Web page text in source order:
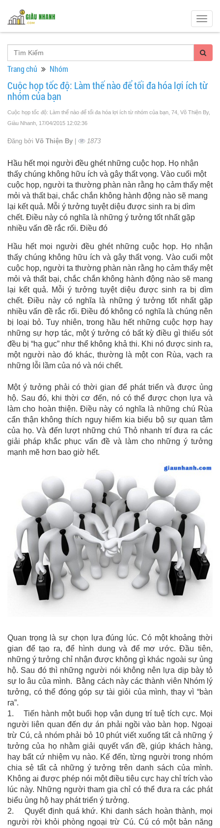
Trang chủ Nhóm
Cuộc họp tốc độ: Làm thế nào để tối đa hóa lợi ích từ
nhóm của bạn
Cuộc họp tốc độ: Làm thế nào để tối đa hóa lợi ích từ nhóm của bạn, 74, Võ Thiện By,
Giàu Nhanh , 17/04/2015 12:02:36
Đăng bởi Võ Thiện By | 1873
Hầu hết mọi người đều ghét những cuộc họp. Họ nhận
thấy chúng không hữu ích và gây thất vọng. Vào cuối một
cuộc họp, người ta thường phàn nàn rằng họ cảm thấy mệt
mỏi và thất bại, chắc chắn không hành động nào sẽ mang
lại kết quả. Mỗi ý tưởng tuyệt diệu được sinh ra bị dìm
chết. Điều này có nghĩa là những ý tưởng tốt nhất gặp
nhiều vấn đề rắc rối. Điều đó
Hầu hết mọi người đều ghét những cuộc họp. Họ nhận
thấy chúng không hữu ích và gây thất vọng. Vào cuối một
cuộc họp, người ta thường phàn nàn rằng họ cảm thấy mệt
mỏi và thất bại, chắc chắn không hành động nào sẽ mang
lại kết quả. Mỗi ý tưởng tuyệt diệu được sinh ra bị dìm
chết. Điều này có nghĩa là những ý tưởng tốt nhất gặp
nhiều vấn đề rắc rối. Điều đó không có nghĩa là chúng nên
bị loại bỏ. Tuy nhiên, trong hầu hết những cuộc hợp hay
những sự hợp tác, một ý tưởng có bất kỳ điều gì thiếu sót
đều bị “hạ gục” như thể không khả thi. Khi nó được sinh ra,
một người nào đó khác, thường là một con Rùa, vạch ra
những lỗi lầm của nó và nói chết.
Một ý tưởng phải có thời gian để phát triển và được ủng
hộ. Sau đó, khi thời cơ đến, nó có thể được chọn lựa và
làm cho hoàn thiện. Điều này có nghĩa là những chú Rùa
cẩn thận không thích nguy hiểm kia biểu bộ sự quan tâm
của họ. Và đến lượt những chú Thỏ nhanh trí đưa ra các
giải pháp khắc phục vấn đề và làm cho những ý tưởng
mạnh mẽ hơn bao giờ hết.
Quan trọng là sự chọn lựa đúng lúc. Có một khoảng thời
gian để tạo ra, để hình dung và để mơ ước. Đầu tiên,
những ý tưởng chỉ nhận được không gì khác ngoài sự ủng
hộ. Sau đó thì những người nói không nên lựa dịp bày tỏ
sự lo âu của mình. Bằng cách này các thành viên Nhóm lý
tưởng, có thể đóng góp sự tài giỏi của mình, thay vì “bàn
ra”.
1. Tiến hành một buổi họp vận dụng trí tuệ tích cực. Mọi
người liên quan đến dự án phải ngồi vào bàn họp. Ngoại
trừ Cú, cả nhóm phải bỏ 10 phút viết xuống tất cả những ý
tưởng của họ nhằm giải quyết vấn đề, giúp khách hàng,
hay bất cứ nhiệm vụ nào. Kế đến, từng người trong nhóm
chia sẻ tất cả những ý tưởng trên danh sách của mình.
Không ai được phép nói một điều tiêu cực hay chỉ trích vào
lúc này. Những người tham gia chỉ có thể đưa ra các phát
biểu ủng hộ hay phát triển ý tưởng.
2. Quyết định quá khứ. Khi danh sách hoàn thành, mọi
người rời khỏi phòng ngoại trừ Cú. Cú có một bản năng